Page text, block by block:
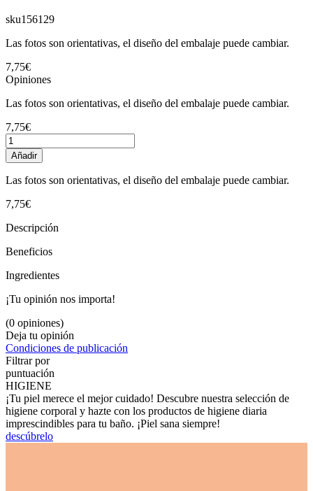
sku156129
Las fotos son orientativas, el diseño del embalaje puede cambiar.
7,75€
Opiniones
Las fotos son orientativas, el diseño del embalaje puede cambiar.
7,75€
Añadir
Las fotos son orientativas, el diseño del embalaje puede cambiar.
7,75€
Descripción
Beneficios
Ingredientes
¡Tu opinión nos importa!
(0 opiniones)
Deja tu opinión
Condiciones de publicación
Filtrar por
puntuación
HIGIENE
¡Tu piel merece el mejor cuidado! Descubre nuestra selección de
higiene corporal y hazte con los productos de higiene diaria
imprescindibles para tu baño. ¡Piel sana siempre!
descúbrelo